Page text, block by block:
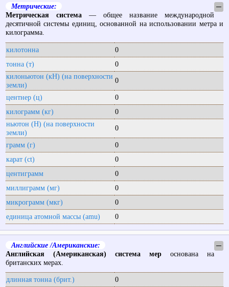
Метрические:
─
Метрическая система— общее название международной
десятичной системы единиц, основанной на использовании метра и
килограмма.
килотонна
0
тонна (т)
0
килоньютон (кН) (на поверхности
земли)
0
центнер (ц)
0
килограмм (кг)
0
ньютон (Н) (на поверхности
земли)
0
грамм (г)
0
карат (ct)
0
центиграмм
0
миллиграмм (мг)
0
микрограмм (мкг)
0
единица атомной массы (amu)
0
Английские /Американские:
─
Английская (Американская) система мер основана на
британских мерах.
длинная тонна (брит.)
0